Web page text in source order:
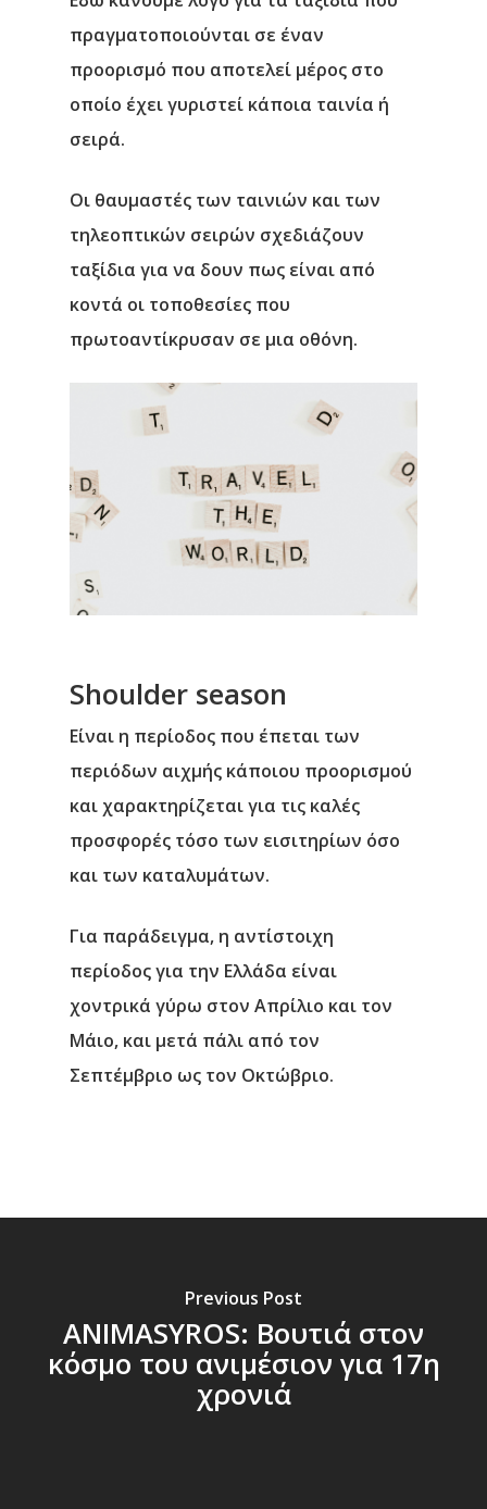
πραγματοποιούνται σε έναν
προορισμό που αποτελεί μέρος στο
οποίο έχει γυριστεί κάποια ταινία ή
σειρά.
Οι θαυμαστές των ταινιών και των
τηλεοπτικών σειρών σχεδιάζουν
ταξίδια για να δουν πως είναι από
κοντά οι τοποθεσίες που
πρωτοαντίκρυσαν σε μια οθόνη.
Shoulder season
Είναι η περίοδος που έπεται των
περιόδων αιχμής κάποιου προορισμού
και χαρακτηρίζεται για τις καλές
προσφορές τόσο των εισιτηρίων όσο
και των καταλυμάτων.
Για παράδειγμα, η αντίστοιχη
περίοδος για την Ελλάδα είναι
χοντρικά γύρω στον Απρίλιο και τον
Μάιο, και μετά πάλι από τον
Σεπτέμβριο ως τον Οκτώβριο.
Previous Post
ANIMASYROS: Βουτιά στον
κόσμο του ανιμέσιον για 17η
χρονιά